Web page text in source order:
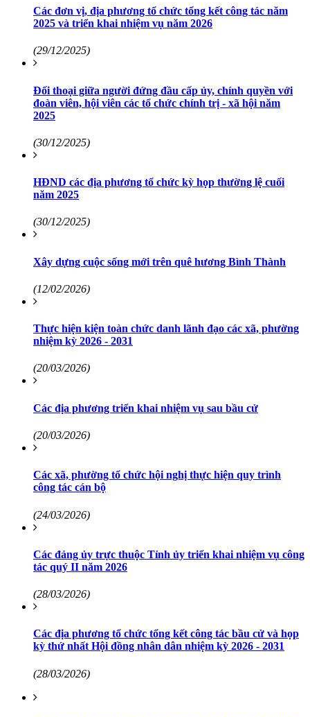
Các đơn vị, địa phương tổ chức tổng kết công tác năm
2025 và triển khai nhiệm vụ năm 2026
(29/12/2025)
Đối thoại giữa người đứng đầu cấp ủy, chính quyền với
đoàn viên, hội viên các tổ chức chính trị - xã hội năm
2025
(30/12/2025)
HĐND các địa phương tổ chức kỳ họp thường lệ cuối
năm 2025
(30/12/2025)
Xây dựng cuộc sống mới trên quê hương Bình Thành
(12/02/2026)
Thực hiện kiện toàn chức danh lãnh đạo các xã, phường
nhiệm kỳ 2026 - 2031
(20/03/2026)
Các địa phương triển khai nhiệm vụ sau bầu cử
(20/03/2026)
Các xã, phường tổ chức hội nghị thực hiện quy trình
công tác cán bộ
(24/03/2026)
Các đảng ủy trực thuộc Tỉnh ủy triển khai nhiệm vụ công
tác quý II năm 2026
(28/03/2026)
Các địa phương tổ chức tổng kết công tác bầu cử và họp
kỳ thứ nhất Hội đồng nhân dân nhiệm kỳ 2026 - 2031
(28/03/2026)